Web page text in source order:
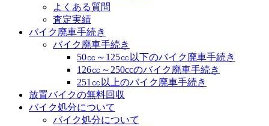
よくある質問
査定実績
バイク廃車手続き
バイク廃車手続き
50㏄～125㏄以下のバイク廃車手続き
126㏄～250ccのバイク廃車手続き
251㏄以上のバイク廃車手続き
放置バイクの無料回収
バイク処分について
バイク処分について